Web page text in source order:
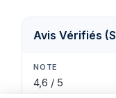
Avis Vérifiés
4,6 / 5